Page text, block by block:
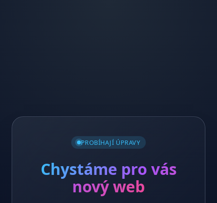
PROBÍHAJÍ ÚPRAVY
Chystáme pro vás
nový web